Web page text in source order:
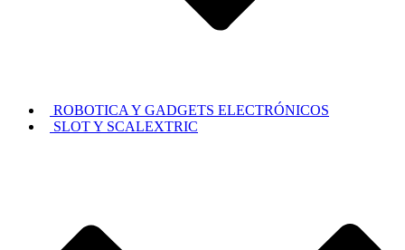
ROBOTICA Y GADGETS ELECTRÓNICOS
SLOT Y SCALEXTRIC